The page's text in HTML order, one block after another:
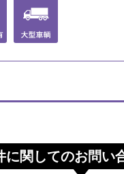
に関してのお問い